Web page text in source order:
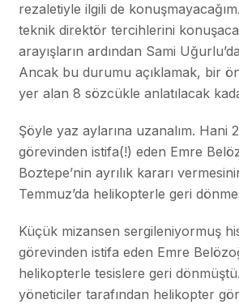
rezaletiyle ilgili de
teknik direktör tercihlerini
arayışların ardından Sami
Ancak bu durumu açıklamak, bir
yer alan 8 sözcükle anlatılacak
Şöyle yaz aylarına uzanalım. Hani
görevinden istifa(!) eden Emre
Boztepe’nin ayrılık kararı
Temmuz’da helikopterle geri
Küçük mizansen sergileniyormuş
görevinden istifa eden Emre
helikopterle tesislere geri
yöneticiler tarafından helikopter